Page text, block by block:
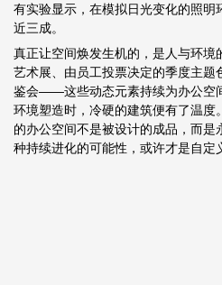
有实验显示，在模拟日光变化的照明
近三成。
真正让空间焕发生机的，是人与环境
艺术展、由员工投票决定的季度主题
鉴会——这些动态元素持续为办公空
环境塑造时，冷硬的建筑便有了温度
的办公空间不是被设计的成品，而是
种持续进化的可能性，或许才是自定